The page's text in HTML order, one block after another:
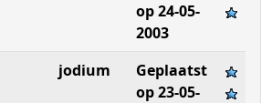
op 24-05-
2003
jodium
Geplaatst
op 23-05-